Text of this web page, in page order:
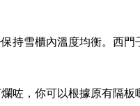
持雪櫃內溫度均衡。西
咗，你可以根據原有隔